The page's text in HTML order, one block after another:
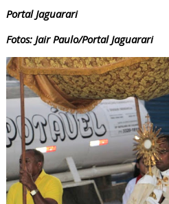
Portal Jaguarari
Fotos: Jair Paulo/Portal Jaguarari